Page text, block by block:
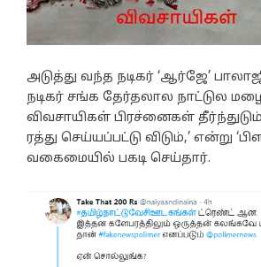
அடுத்து வந்த நடிகர் ‘ஆர்ஜே’
நடிகர் சங்க தேர்தலால நாட்டுல
விவசாயிகள் பிரச்னைகள்
ரத்து செய்யப்பட்டு விடும்,’ என்று
வகைமையில் பகடி செய்தார்.